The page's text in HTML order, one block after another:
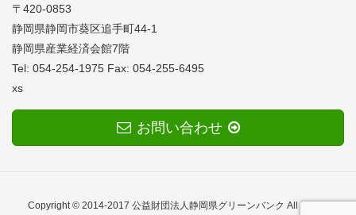
〒420-0853
静岡県静岡市葵区追手町44-1
静岡県産業経済会館7階
Tel: 054-254-1975 Fax: 054-255-6495
xs
お問い合わせ
Copyright © 2014-2017 公益財団法人静岡県グリーンバンク All Rights